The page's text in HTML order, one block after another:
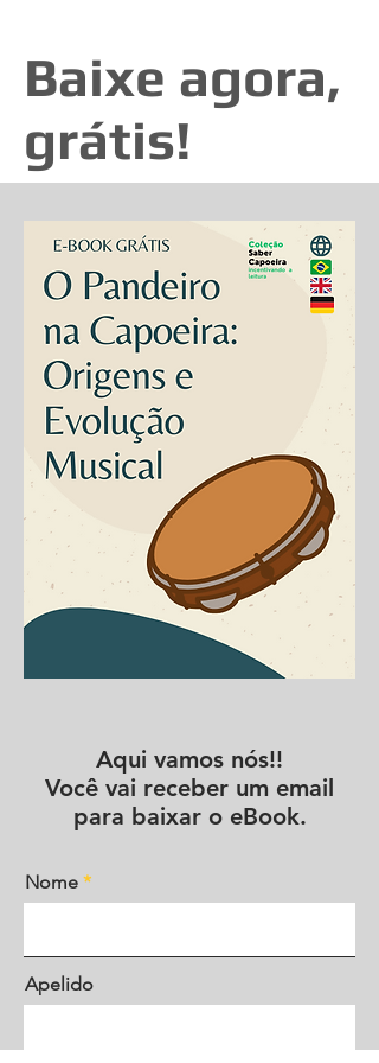
Baixe agora,
grátis!
Aqui vamos nós!!
Você vai receber um email
para baixar o eBook.
Nome
Apelido